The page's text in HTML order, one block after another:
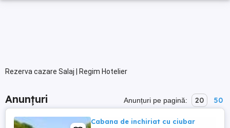
Rezerva cazare Salaj | Regim Hotelier
Anunțuri Anunțuri pe pagină: 20 50
Cabana de inchiriat cu ciubar